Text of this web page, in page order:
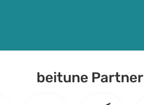
beitune Partner